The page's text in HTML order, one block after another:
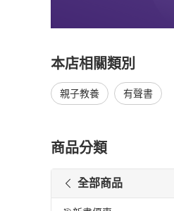
本店相關類別
親子教養 有聲書
商品分類
全部商品